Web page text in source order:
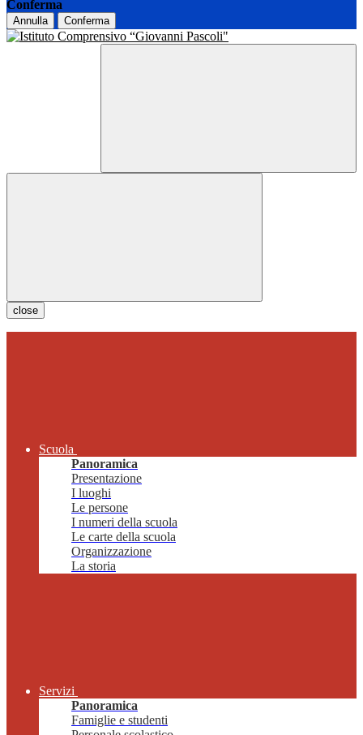
Conferma
Annulla Conferma
close
Scuola
Panoramica
Presentazione
I luoghi
Le persone
I numeri della scuola
Le carte della scuola
Organizzazione
La storia
Servizi
Panoramica
Famiglie e studenti